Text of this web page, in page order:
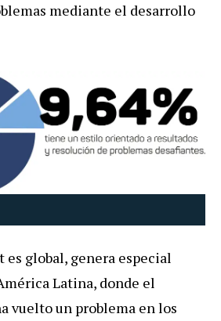
mediante el desarrollo
global, genera especial
Latina, donde el
vuelto un problema en los